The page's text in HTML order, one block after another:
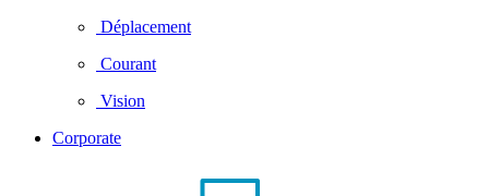
Déplacement
Courant
Vision
Corporate